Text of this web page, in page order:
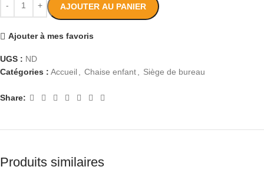
AJOUTER AU PANIER
Ajouter à mes favoris
UGS : ND
Catégories : Accueil Chaise enfant Siège de bureau
Share:
Produits similaires